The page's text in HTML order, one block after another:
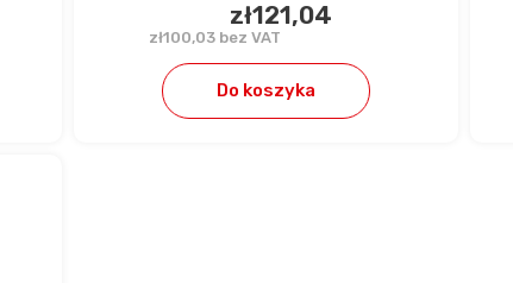
zł100,03 bez VAT
zł121,04
Do koszyka